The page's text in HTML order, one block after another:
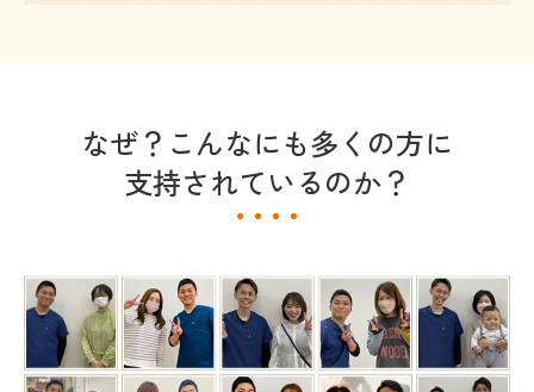
なぜ？こんなにも多くの方に
支持されているのか？